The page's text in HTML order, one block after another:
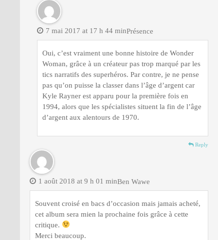
Présence
7 mai 2017 at 17 h 44 min
Oui, c’est vraiment une bonne histoire de Wonder
Woman, grâce à un créateur pas trop marqué par les
tics narratifs des superhéros. Par contre, je ne pense
pas qu’on puisse la classer dans l’âge d’argent car
Kyle Rayner est apparu pour la première fois en
1994, alors que les spécialistes situent la fin de l’âge
d’argent aux alentours de 1970.
Reply
Ben Wawe
1 août 2018 at 9 h 01 min
Souvent croisé en bacs d’occasion mais jamais acheté,
cet album sera mien la prochaine fois grâce à cette
critique.
Merci beaucoup.